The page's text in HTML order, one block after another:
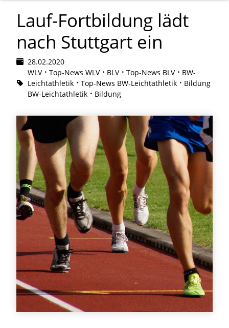
Lauf-Fortbildung lädt
nach Stuttgart ein
28.02.2020
WLV
Top-News WLV BLV Top-News BLV
BW-
Leichtathletik
Top-News BW-Leichtathletik
Bildung
BW-Leichtathletik
Bildung